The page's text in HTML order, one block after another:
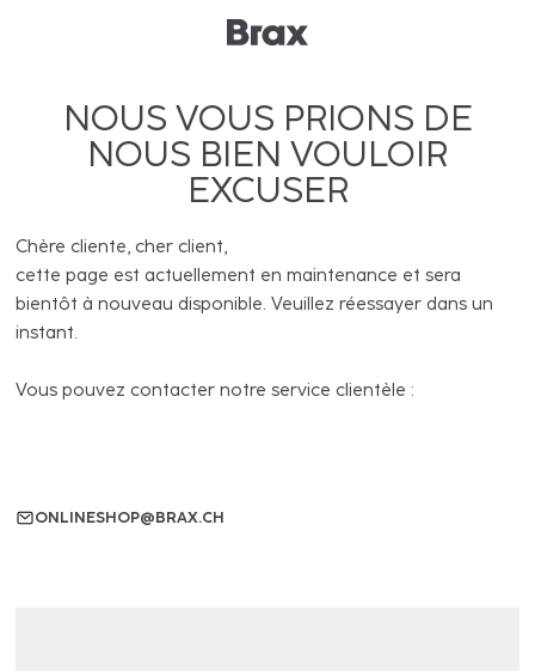
NOUS VOUS PRIONS DE
NOUS BIEN VOULOIR
EXCUSER
Chère cliente, cher client,
cette page est actuellement en maintenance et sera
bientôt à nouveau disponible. Veuillez réessayer dans un
instant.
Vous pouvez contacter notre service clientèle :
ONLINESHOP@BRAX.CH